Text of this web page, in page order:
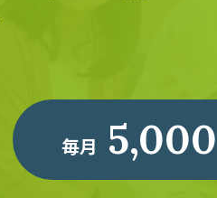
毎月 5,000